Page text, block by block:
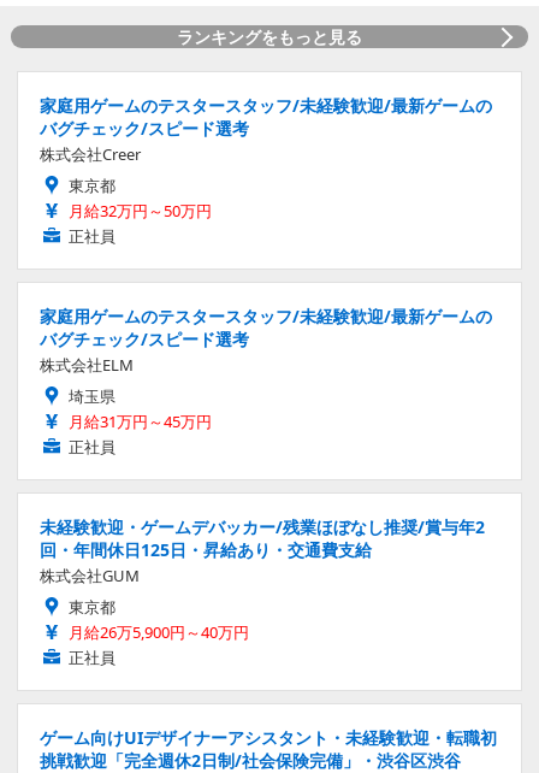
ランキングをもっと見る
家庭用ゲームのテスタースタッフ/未経験歓迎/最新ゲームの
バグチェック/スピード選考
株式会社Creer
東京都
月給32万円～50万円
正社員
家庭用ゲームのテスタースタッフ/未経験歓迎/最新ゲームの
バグチェック/スピード選考
株式会社ELM
埼玉県
月給31万円～45万円
正社員
未経験歓迎・ゲームデバッカー/残業ほぼなし推奨/賞与年2
回・年間休日125日・昇給あり・交通費支給
株式会社GUM
東京都
月給26万5,900円～40万円
正社員
ゲーム向けUIデザイナーアシスタント・未経験歓迎・転職初
挑戦歓迎「完全週休2日制/社会保険完備」・渋谷区渋谷